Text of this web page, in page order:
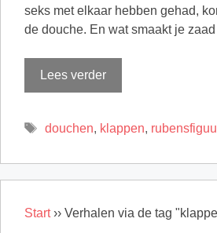
seks met elkaar hebben gehad,
de douche. En wat smaakt je
Lees verder
Tags
douchen, klappen,
Start›› Verhalen via de tag